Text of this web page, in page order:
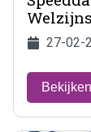
27-02-
Bekijken